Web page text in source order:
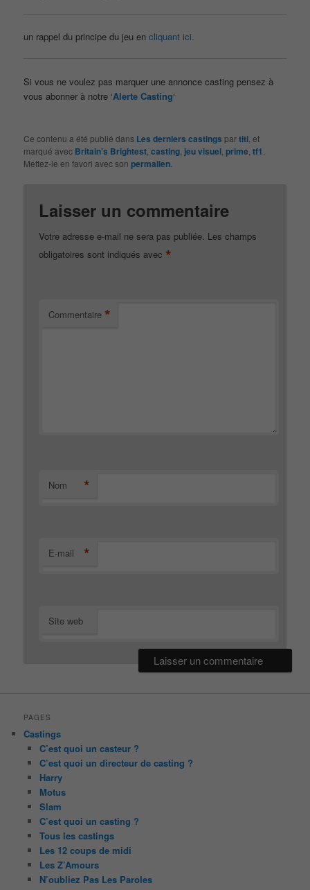
un rappel du principe du jeu encliquant ici.
Si vous ne voulez pas marquer une annonce casting pensez à
vous abonner à notre ‘Alerte Casting‘
Ce contenu a été publié dans Les derniers castings partiti , et
marqué avec Britain’s Brightest ,casting jeu visuel ,prime ,tf1
Mettez-le en favori avec sonpermalien
Laisser un commentaire
Votre adresse e-mail ne sera pas publiée. Les champs
obligatoires sont indiqués avec *
Commentaire *
Nom *
E-mail *
Site web
PAGES
Castings
C’est quoi un casteur ?
C’est quoi un directeur de casting ?
Harry
Motus
Slam
C’est quoi un casting ?
Tous les castings
Les 12 coups de midi
Les Z’Amours
N’oubliez Pas Les Paroles